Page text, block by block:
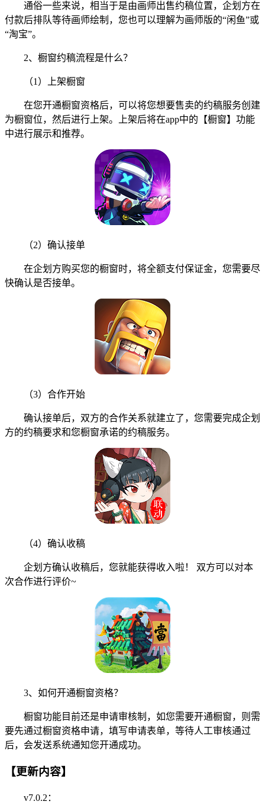
通俗一些来说，相当于是由画师出售约稿位置，企划方在
付款后排队等待画师绘制，您也可以理解为画师版的“闲鱼”或
“淘宝”。
2、橱窗约稿流程是什么？
（1）上架橱窗
在您开通橱窗资格后，可以将您想要售卖的约稿服务创建
为橱窗位，然后进行上架。上架后将在app中的【橱窗】功能
中进行展示和推荐。
（2）确认接单
在企划方购买您的橱窗时，将全额支付保证金，您需要尽
快确认是否接单。
（3）合作开始
确认接单后，双方的合作关系就建立了，您需要完成企划
方的约稿要求和您橱窗承诺的约稿服务。
（4）确认收稿
企划方确认收稿后，您就能获得收入啦！ 双方可以对本
次合作进行评价~
3、如何开通橱窗资格？
橱窗功能目前还是申请审核制，如您需要开通橱窗，则需
要先通过橱窗资格申请，填写申请表单，等待人工审核通过
后，会发送系统通知您开通成功。
【更新内容】
v7.0.2：